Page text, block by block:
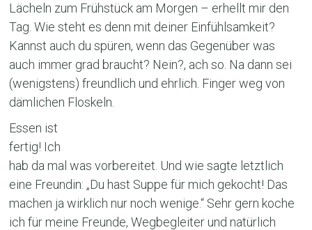
Lächeln zum Frühstück am Morgen – erhellt mir den
Tag. Wie steht es denn mit deiner Einfühlsamkeit?
Kannst auch du spüren, wenn das Gegenüber was
auch immer grad braucht? Nein?, ach so. Na dann sei
(wenigstens) freundlich und ehrlich. Finger weg von
dämlichen Floskeln.
Essen ist
fertig! Ich
hab da mal was vorbereitet. Und wie sagte letztlich
eine Freundin: „Du hast Suppe für mich gekocht! Das
machen ja wirklich nur noch wenige.“ Sehr gern koche
ich für meine Freunde, Wegbegleiter und natürlich